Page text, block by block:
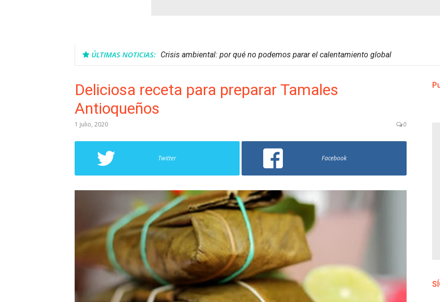
ÚLTIMAS NOTICIAS: Crisis ambiental: por qué no podemos parar el calentamiento global
Deliciosa receta para preparar Tamales
Antioqueños
1 julio, 2020 0
Twitter Facebook